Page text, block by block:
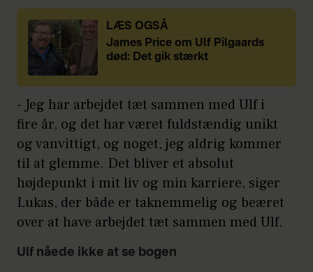
LÆS OGSÅ
James Price om Ulf Pilgaards
død: Det gik stærkt
- Jeg har arbejdet tæt sammen med Ulf i
fire år, og det har været fuldstændig unikt
og vanvittigt, og noget, jeg aldrig kommer
til at glemme. Det bliver et absolut
højdepunkt i mit liv og min karriere, siger
Lukas, der både er taknemmelig og beæret
over at have arbejdet tæt sammen med Ulf.
Ulf nåede ikke at se bogen